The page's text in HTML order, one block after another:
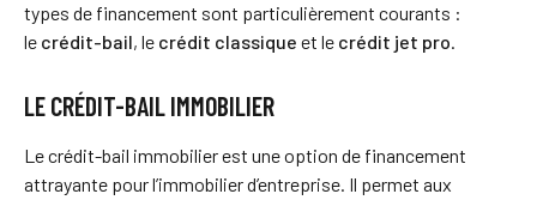
types de financement sont particulièrement courants :
le crédit-bail, le crédit classique et le crédit jet pro.
LE CRÉDIT-BAIL IMMOBILIER
Le crédit-bail immobilier est une option de financement
attrayante pour l’immobilier d’entreprise. Il permet aux